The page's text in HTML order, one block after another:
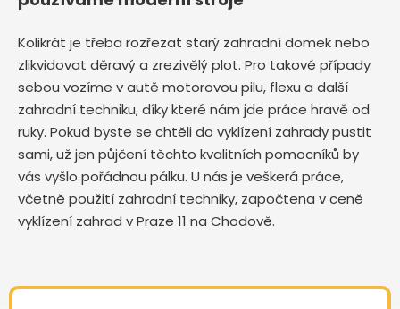
Kolikrát je třeba rozřezat starý zahradní domek nebo
zlikvidovat děravý a zrezivělý plot. Pro takové případy
sebou vozíme v autě motorovou pilu, flexu a další
zahradní techniku, díky které nám jde práce hravě od
ruky. Pokud byste se chtěli do vyklízení zahrady pustit
sami, už jen půjčení těchto kvalitních pomocníků by
vás vyšlo pořádnou pálku. U nás je veškerá práce,
včetně použití zahradní techniky, započtena v ceně
vyklízení zahrad v Praze 11 na Chodově.